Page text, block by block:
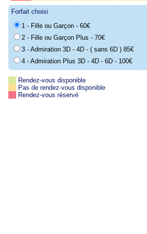
Forfait choisi
1 - Fille ou Garçon - 60€
2 - Fille ou Garçon Plus - 70€
3 - Admiration 3D - 4D - ( sans 6D ) 85€
4 - Admiration Plus 3D - 4D - 6D - 100€
Rendez-vous disponible
Pas de rendez-vous disponible
Rendez-vous réservé